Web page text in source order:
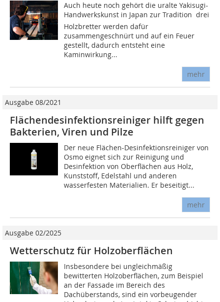
Auch heute noch gehört die uralte Yakisugi-
Handwerkskunst in Japan zur Tradition ­ drei
Holzbretter werden dafür
zusammengeschnürt und auf ein Feuer
gestellt, dadurch entsteht eine
Kaminwirkung...
mehr
Ausgabe 08/2021
Flächendesinfektionsreiniger hilft gegen
Bakterien, Viren und Pilze
Der neue Flächen-Desinfektionsreiniger von
Osmo eignet sich zur Reinigung und
Desinfektion von Oberflächen aus Holz,
Kunststoff, Edelstahl und anderen
wasserfesten Materialien. Er beseitigt...
mehr
Ausgabe 02/2025
Wetterschutz für Holzoberflächen
Insbesondere bei ungleichmäßig
bewitterten Holzoberflächen, zum Beispiel
an der Fassade im Bereich des
Dachüberstands, sind ein vorbeugender